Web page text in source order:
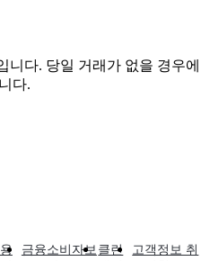
니다. 당일 거래가 없을 경우에
다.
금융소비자보 클린
고객정보 취